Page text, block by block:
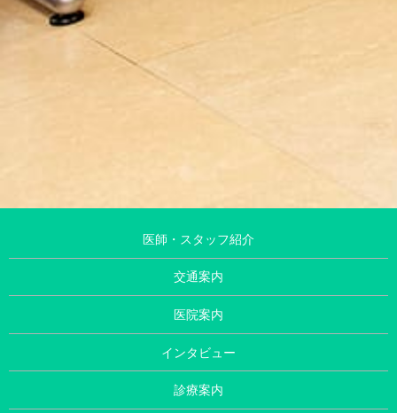
医師・スタッフ紹介
交通案内
医院案内
インタビュー
診療案内